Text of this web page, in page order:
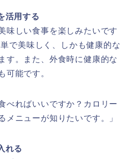
活用する
味しい食事を楽しみたいです
で美味しく、しかも健康的な
す。また、外食時に健康的な
可能です。
べればいいですか？カロリー
メニューが知りたいです。」
れる